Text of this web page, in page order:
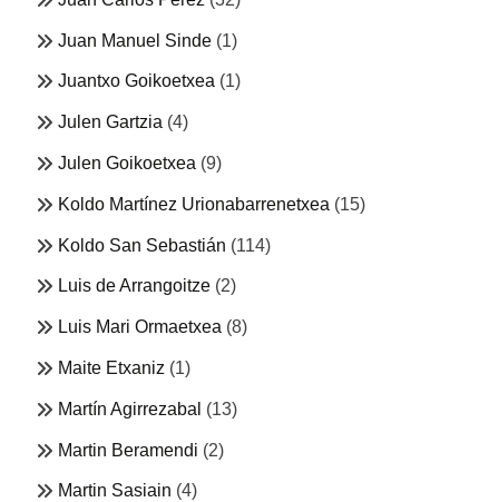
Juan Manuel Sinde (1)
Juantxo Goikoetxea (1)
Julen Gartzia (4)
Julen Goikoetxea (9)
Koldo Martínez Urionabarrenetxea (15)
Koldo San Sebastián (114)
Luis de Arrangoitze (2)
Luis Mari Ormaetxea (8)
Maite Etxaniz (1)
Martín Agirrezabal (13)
Martin Beramendi (2)
Martin Sasiain (4)